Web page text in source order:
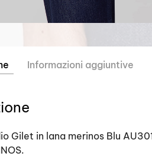
Informazioni aggiuntive
Gilet in lana merinos Blu